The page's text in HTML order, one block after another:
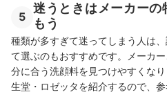
5
迷うときはメーカー
もう
種類が多すぎて迷ってしまう人は
て選ぶのもおすすめです。メーカ
分に合う洗顔料を見つけやすくな
生堂・ロゼッタを紹介するので、参